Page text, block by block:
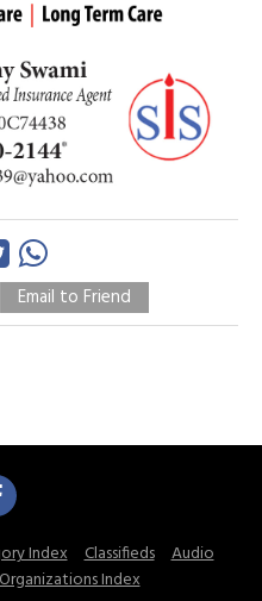
Email to Friend
Index Classifieds
Audio
Index